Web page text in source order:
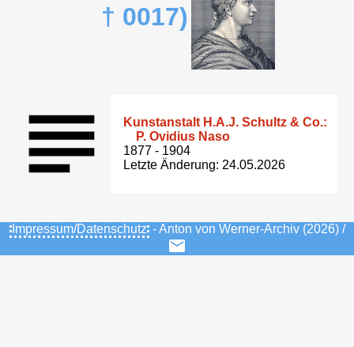
† 0017)
Kunstanstalt H.A.J. Schultz & Co.:
P. Ovidius Naso
1877 - 1904
Letzte Änderung: 24.05.2026
Impressum/Datenschutz - Anton von Werner-Archiv (2026) /